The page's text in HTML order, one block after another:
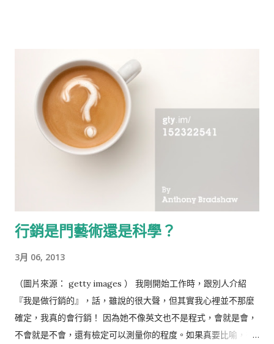
行銷是門藝術還是科學？
3月 06, 2013
（圖片來源： getty images ） 我剛開始工作時，跟別人介紹
『我是做行銷的』，話，雖說的很大聲，但其實我心裡並不那麼
確定，我真的會行銷！ 因為她不像英文也不是程式，會就是會，
不會就是不會，還有檢定可以測量你的程度。如果真要比喻，行